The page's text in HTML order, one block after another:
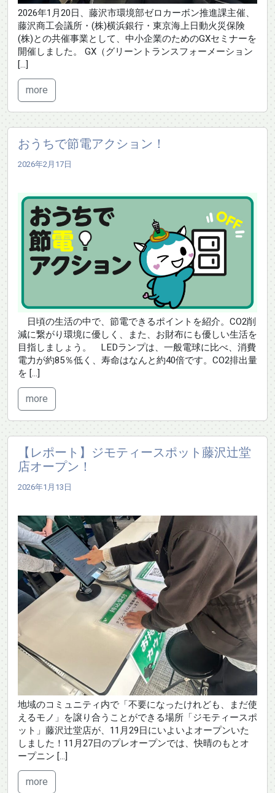
2026年1月20日、藤沢市環境部ゼロカーボン推進課主催、
藤沢商工会議所・(株)横浜銀行・東京海上日動火災保険
(株)との共催事業として、中小企業のためのGXセミナーを
開催しました。 GX（グリーントランスフォーメーション
[…]
more
おうちで節電アクション！
2026年2月17日
日頃の生活の中で、節電できるポイントを紹介。CO2削
減に繋がり環境に優しく、また、お財布にも優しい生活を
目指しましょう。 LEDランプは、一般電球に比べ、消費
電力が約85％低く、寿命はなんと約40倍です。CO2排出量
を […]
more
【レポート】ジモティースポット藤沢辻堂
店オープン！
2026年1月13日
地域のコミュニティ内で「不要になったけれども、まだ使
えるモノ」を譲り合うことができる場所「ジモティースポ
ット」藤沢辻堂店が、11月29日にいよいよオープンいた
しました！11月27日のプレオープンでは、快晴のもとオ
ープニン […]
more